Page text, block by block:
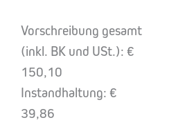
Vorschreibung gesamt
(inkl. BK und USt.): €
150,10
Instandhaltung: €
39,86